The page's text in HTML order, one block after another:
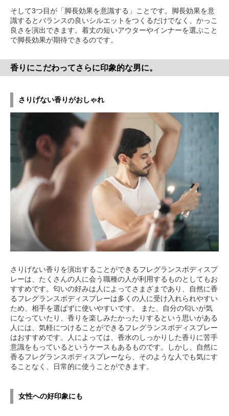
そして3つ目が「脚長効果を意識する」ことです。脚長効果を意
識するとバランスの良いシルエットをつくるだけでなく、かっこ
良さを演出できます。着丈の短いアウターやインナーを選ぶこと
で脚長効果が期待できるのです。
香りにこだわってさらに印象的な男に。
さりげない香りがおしゃれ
さりげない香りを演出することができるフレグランスボディスプ
レーは、たくさんの人に会う職種の人が利用するものとしてもお
すすめです。匂いの好みは人によってさまざまであり、自然に香
るフレグランスボディスプレーは多くの人に受け入れられやすい
ため、相手を選ばずに使いやすいです。 また、自分の匂いが気
になっていたり、香りを楽しみたかったりするという思いがある
人には、気軽につけることができるフレグランスボディスプレー
はおすすめです。人によっては、香水のしっかりした香りに苦手
意識をもっているというケースもあるものです。しかし、自然に
香るフレグランスボディスプレーなら、そのような人でも気にす
ることなく、日常的に使うことができます。
女性への好印象にも